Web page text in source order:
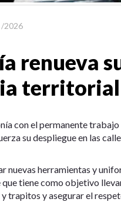
/2026
renueva
territorial
con el permanente
su despliegue en las
nuevas herramientas y
tiene como objetivo
trapitos y asegurar el